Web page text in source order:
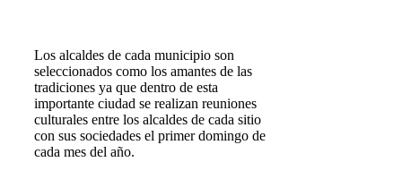
Los alcaldes de cada municipio son
seleccionados como los amantes de las
tradiciones ya que dentro de esta
importante ciudad se realizan reuniones
culturales entre los alcaldes de cada sitio
con sus sociedades el primer domingo de
cada mes del año.